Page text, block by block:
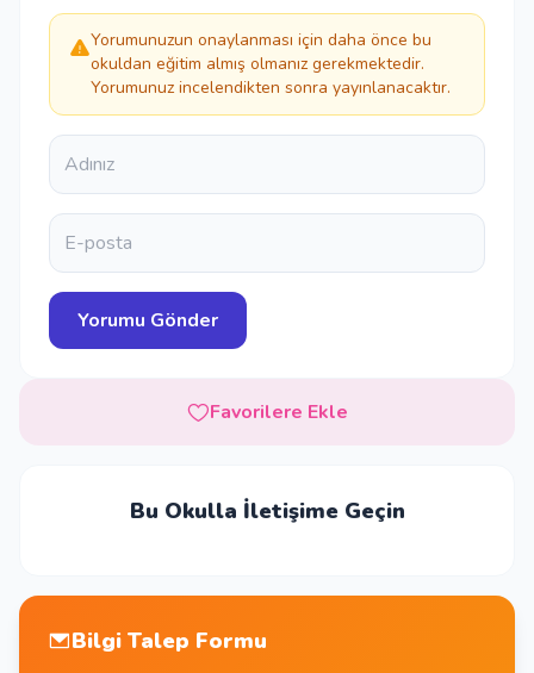
Yorumunuzun onaylanması için daha önce bu
okuldan eğitim almış olmanız gerekmektedir.
Yorumunuz incelendikten sonra yayınlanacaktır.
Favorilere Ekle
Bu Okulla İletişime Geçin
Bilgi Talep Formu